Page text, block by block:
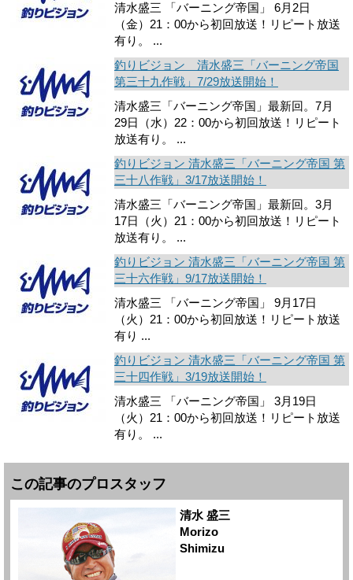
清水盛三 「バーニング帝国」 6月2日
（金）21：00から初回放送！リピート放送
有り。 ...
釣りビジョン 清水盛三「バーニング帝国
第三十九作戦」7/29放送開始！
清水盛三「バーニング帝国」最新回。7月
29日（水）22：00から初回放送！リピート
放送有り。 ...
釣りビジョン 清水盛三「バーニング帝国 第
三十八作戦」3/17放送開始！
清水盛三「バーニング帝国」最新回。3月
17日（火）21：00から初回放送！リピート
放送有り。 ...
釣りビジョン 清水盛三「バーニング帝国 第
三十六作戦」9/17放送開始！
清水盛三 「バーニング帝国」 9月17日
（火）21：00から初回放送！リピート放送
有り ...
釣りビジョン 清水盛三「バーニング帝国 第
三十四作戦」3/19放送開始！
清水盛三 「バーニング帝国」 3月19日
（火）21：00から初回放送！リピート放送
有り。 ...
この記事のプロスタッフ
清水 盛三
Morizo
Shimizu